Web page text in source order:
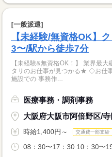
[一般派遣]
【未経験/無資格OK】
3〜/駅から徒歩7分
【未経験&無資格OK！】 業界最
タリのお仕事が見つかる★ ◇お仕事内容◇ 病院やクリニック、介護
施設での 事務作...
医療事務・調剤事務
大阪府大阪市阿倍野区/寺
時給1,400円～ 交通費一部支給
08：30〜17：30 10：30〜